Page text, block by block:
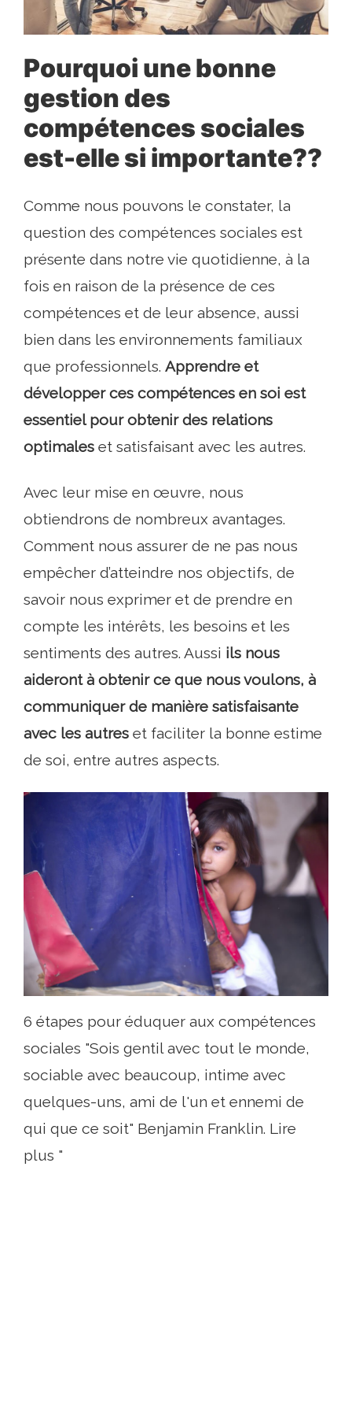
Pourquoi une bonne
gestion des
compétences sociales
est-elle si importante??
Comme nous pouvons le constater, la
question des compétences sociales est
présente dans notre vie quotidienne, à la
fois en raison de la présence de ces
compétences et de leur absence, aussi
bien dans les environnements familiaux
que professionnels. Apprendre et
développer ces compétences en soi est
essentiel pour obtenir des relations
optimales et satisfaisant avec les autres.
Avec leur mise en œuvre, nous
obtiendrons de nombreux avantages.
Comment nous assurer de ne pas nous
empêcher d’atteindre nos objectifs, de
savoir nous exprimer et de prendre en
compte les intérêts, les besoins et les
sentiments des autres. Aussi ils nous
aideront à obtenir ce que nous voulons, à
communiquer de manière satisfaisante
avec les autres et faciliter la bonne estime
de soi, entre autres aspects.
6 étapes pour éduquer aux compétences
sociales "Sois gentil avec tout le monde,
sociable avec beaucoup, intime avec
quelques-uns, ami de l'un et ennemi de
qui que ce soit" Benjamin Franklin. Lire
plus "